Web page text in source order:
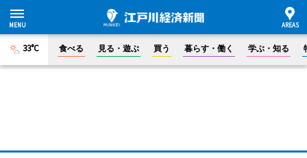
33°C 食べる 見る・遊ぶ 買う 暮らす・働く 学ぶ・知る